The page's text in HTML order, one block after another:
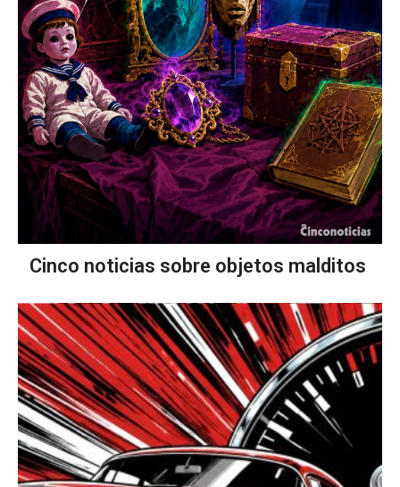
Cinco noticias sobre objetos malditos